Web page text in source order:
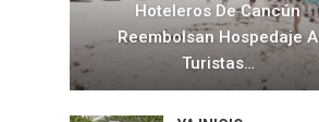
Hoteleros De Cancún
Reembolsan Hospedaje A
Turistas…